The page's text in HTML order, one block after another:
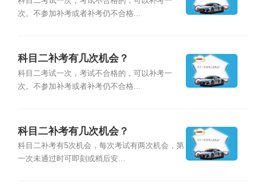
次。不参加补考或者补考仍不合格...
科目二补考有几次机会？
科目二考试一次，考试不合格的，可以补考一
次。不参加补考或者补考仍不合格...
科目二补考有几次机会？
科目二补考有5次机会，每次考试有两次机会，第
一次未通过时可即刻或稍后安...